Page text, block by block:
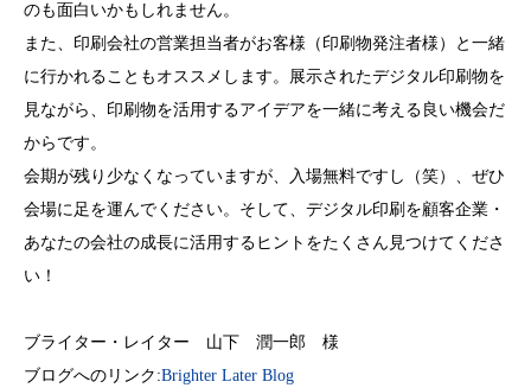
のも面白いかもしれません。
また、印刷会社の営業担当者がお客様（印刷物発注者様）と一緒
に行かれることもオススメします。展示されたデジタル印刷物を
見ながら、印刷物を活用するアイデアを一緒に考える良い機会だ
からです。
会期が残り少なくなっていますが、入場無料ですし（笑）、ぜひ
会場に足を運んでください。そして、デジタル印刷を顧客企業・
あなたの会社の成長に活用するヒントをたくさん見つけてくださ
い！
ブライター・レイター 山下 潤一郎 様
ブログへのリンク:Brighter Later Blog